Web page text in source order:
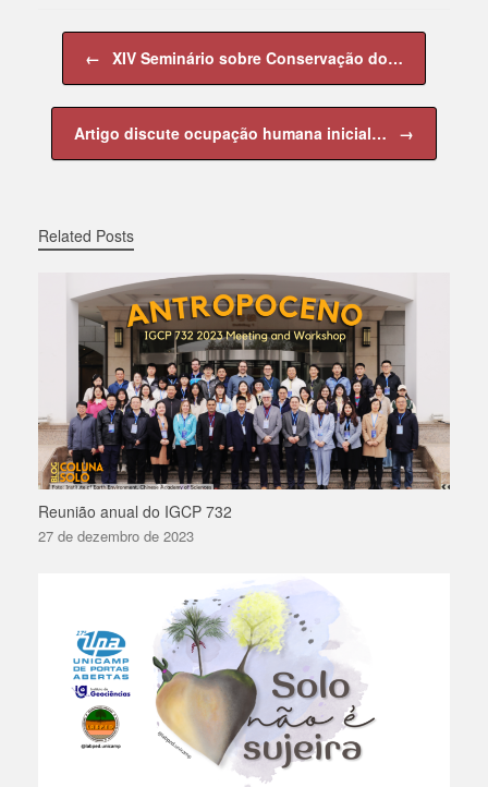
b
o
o
k
A
p
p
Li
n
k
Post navigation
← XIV Seminário sobre Conservação do…
Artigo discute ocupação humana inicial… →
Related Posts
Reunião anual do IGCP 732
27 de dezembro de 2023